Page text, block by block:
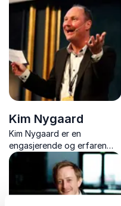
ved Harvard og MIT. Han
arbeider i skjæringspunktet
mellom kunstig intelligens,
samfunn, innovasjon og
mangfold, og har erfaring ...
Kim Nygaard
Kim Nygaard er en
engasjerende og erfaren
foredragsholder innen
digital kommunikasjon,
markedsføring,
merkevarebygging,